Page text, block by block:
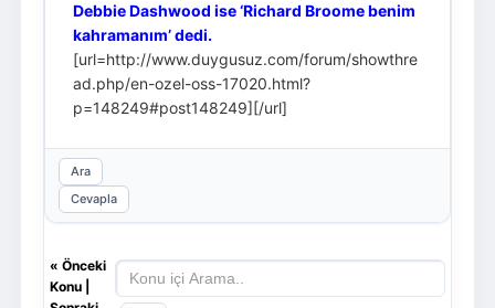
Debbie Dashwood ise ‘Richard Broome benim
kahramanım’ dedi.
[url=http://www.duygusuz.com/forum/showthre
ad.php/en-ozel-oss-17020.html?
p=148249#post148249][/url]
Ara
Cevapla
« Önceki
Konu|